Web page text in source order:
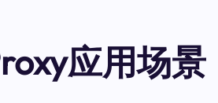
应用场景